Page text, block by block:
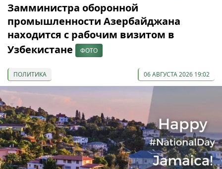
Замминистра оборонной
промышленности Азербайджана
находится с рабочим визитом в
Узбекистане
ФОТО
ПОЛИТИКА 06 АВГУСТА 2026 19:02